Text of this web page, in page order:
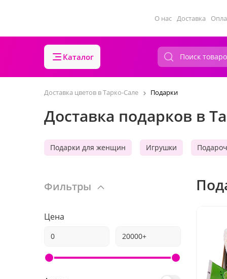
О нас Доставка
Каталог
Доставка цветов в Тарко-Сале Подарки
Доставка подарков в
Подарки для женщин Игрушки
Фильтры
Цена